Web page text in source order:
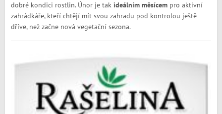
dobré kondici rostlin. Únor je tak ideálním měsícem pro aktivní
zahrádkáře, kteří chtějí mít svou zahradu pod kontrolou ještě
dříve, než začne nová vegetační sezona.